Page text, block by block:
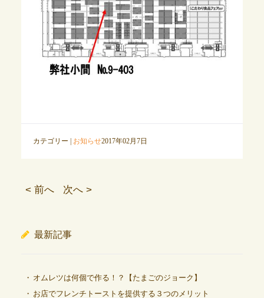
カテゴリー | お知らせ2017年02月7日
< 前へ 次へ >
最新記事
オムレツは何個で作る！？【たまごのジョーク】
お店でフレンチトーストを提供する３つのメリット